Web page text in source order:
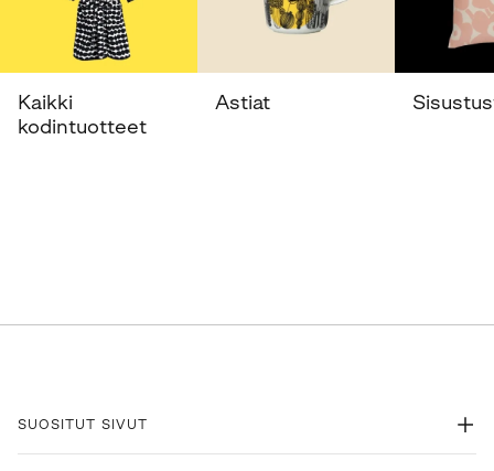
Kaikki
kodintuotteet
Astiat
SUOSITUT SIVUT